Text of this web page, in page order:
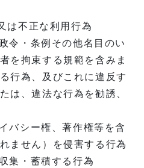
は不正な利用行為
令・条例その他名目のい
を拘束する規範を含みま
行為、及びこれに違反す
は、違法な行為を勧誘、
バシー権、著作権等を含
ません）を侵害する行為
集・蓄積する行為